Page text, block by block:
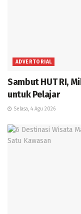
ADVERTORIAL
Sambut HUT RI,
untuk Pelajar
Selasa, 4 Agu 2026